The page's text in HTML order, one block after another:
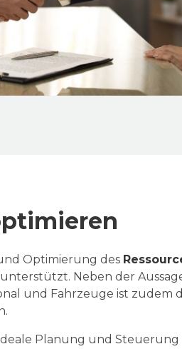
Optimierung des
Neben der
und Fahrzeuge ist zudem
Planung und Steuerung